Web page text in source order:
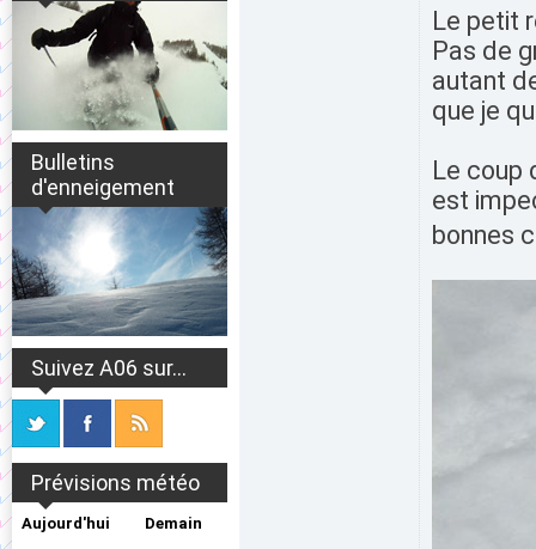
Bulletins
d'enneigement
Suivez A06 sur...
Prévisions météo
Aujourd'hui Demain
Le petit
Pas de
autant
que je
Le coup
est
bonnes